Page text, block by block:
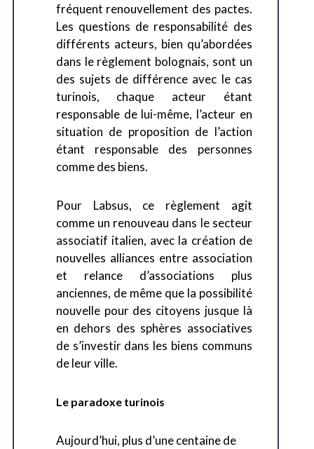
fréquent renouvellement des pactes.
Les questions de responsabilité des
différents acteurs, bien qu’abordées
dans le règlement bolognais, sont un
des sujets de différence avec le cas
turinois, chaque acteur étant
responsable de lui-même, l’acteur en
situation de proposition de l’action
étant responsable des personnes
comme des biens.
Pour Labsus, ce règlement agit
comme un renouveau dans le secteur
associatif italien, avec la création de
nouvelles alliances entre association
et relance d’associations plus
anciennes, de même que la possibilité
nouvelle pour des citoyens jusque là
en dehors des sphères associatives
de s’investir dans les biens communs
de leur ville.
Le paradoxe turinois
Aujourd’hui, plus d’une centaine de